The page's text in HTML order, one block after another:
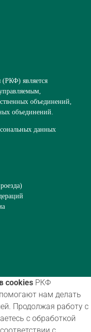
(РКФ) является
объединений,
объединений.
данных
)
cookies РКФ
нам делать
Продолжая работу с
с обработкой